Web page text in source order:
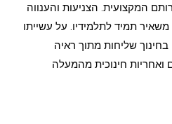
המקצועית. הצניעות והענווה
תמיד לתלמידיו. על עשייתו
שליחות מתוך ראיה
חינוכית מהמעלה